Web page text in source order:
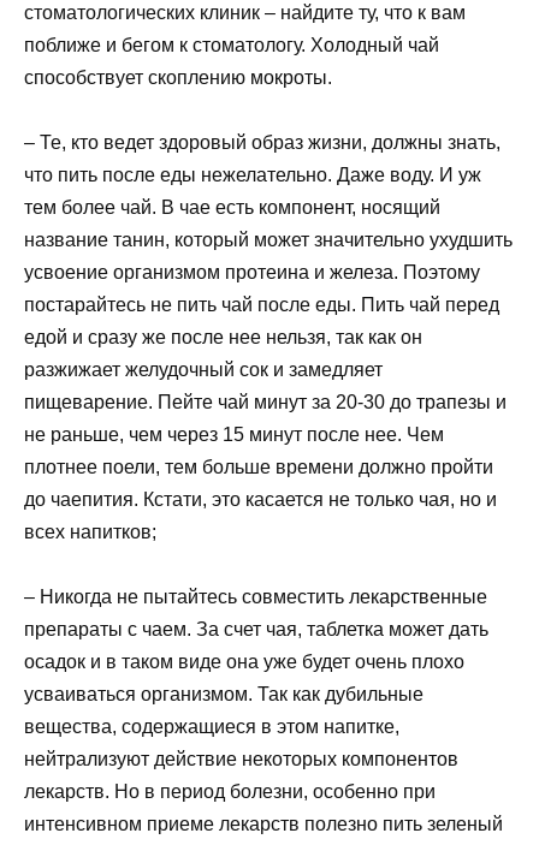
стоматологических клиник – найдите ту, что к вам
поближе и бегом к стоматологу. Холодный чай
способствует скоплению мокроты.
– Те, кто ведет здоровый образ жизни, должны знать,
что пить после еды нежелательно. Даже воду. И уж
тем более чай. В чае есть компонент, носящий
название танин, который может значительно ухудшить
усвоение организмом протеина и железа. Поэтому
постарайтесь не пить чай после еды. Пить чай перед
едой и сразу же после нее нельзя, так как он
разжижает желудочный сок и замедляет
пищеварение. Пейте чай минут за 20-30 до трапезы и
не раньше, чем через 15 минут после нее. Чем
плотнее поели, тем больше времени должно пройти
до чаепития. Кстати, это касается не только чая, но и
всех напитков;
– Никогда не пытайтесь совместить лекарственные
препараты с чаем. За счет чая, таблетка может дать
осадок и в таком виде она уже будет очень плохо
усваиваться организмом. Так как дубильные
вещества, содержащиеся в этом напитке,
нейтрализуют действие некоторых компонентов
лекарств. Но в период болезни, особенно при
интенсивном приеме лекарств полезно пить зеленый